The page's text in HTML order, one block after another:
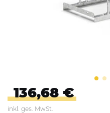
136,68 €
inkl. ges. MwSt.